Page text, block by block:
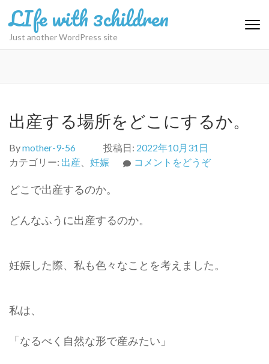
ン
ッ
(Enter
を
す)
LIfe with 3children
Just another WordPress site
出産する場所をどこにするか。
Bymother-9-56 投稿日: 2022年10月31日
カテゴリー: 出産 妊娠 コメントをどうぞ(出
ど
どこで出産するのか。
どんなふうに出産するのか。
妊娠した際、私も色々なことを考えました。
私は、
「なるべく自然な形で産みたい」